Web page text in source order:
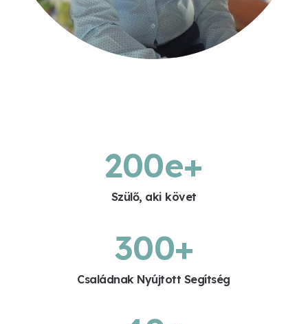
200e+
Szülő, aki követ
300+
Családnak Nyújtott Segítség